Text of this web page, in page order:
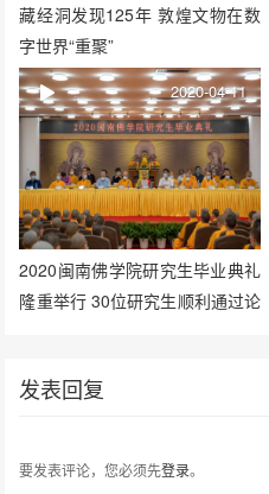
藏经洞发现125年 敦煌文物在数
字世界“重聚”
2020闽南佛学院研究生毕业典礼
隆重举行 30位研究生顺利通过论
2020-04-11
发表回复
要发表评论，您必须先登录。